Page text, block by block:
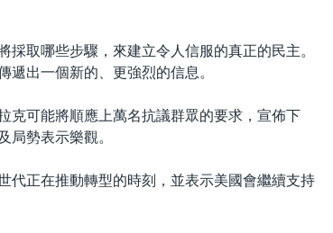
取哪些步驟，來建立令人信服的真正的民主。
遞出一個新的、更強烈的信息。
克可能將順應上萬名抗議群眾的要求，宣佈下
局勢表示樂觀。
代正在推動轉型的時刻，並表示美國會繼續支持